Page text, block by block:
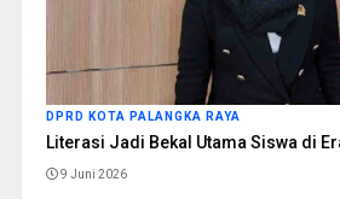
DPRD KOTA PALANGKA RAYA
Literasi Jadi Bekal Utama Siswa di
9 Juni 2026